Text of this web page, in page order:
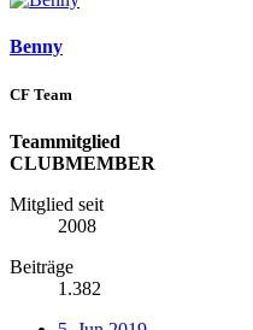
Benny
CF Team
Teammitglied
CLUBMEMBER
Mitglied seit
2008
Beiträge
1.382